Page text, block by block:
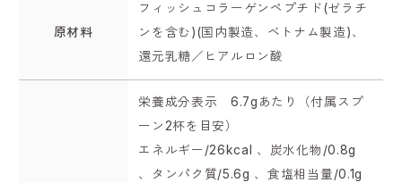
原材料
フィッシュコラーゲンペプチド(ゼラチ
ンを含む)(国内製造、ベトナム製造)、
還元乳糖／ヒアルロン酸
栄養成分表示 6.7gあたり（付属スプ
ーン2杯を目安）
エネルギー/26kcal 、炭水化物/0.8g
、タンパク質/5.6g 、食塩相当量/0.1g